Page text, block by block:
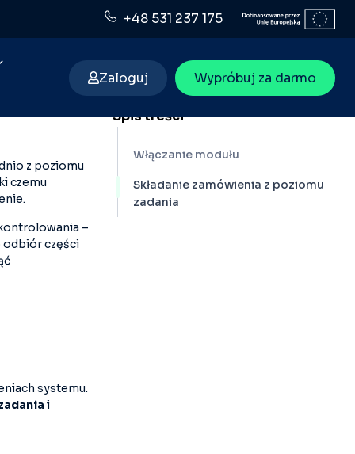
+48 531 237 175
Zaloguj Wypróbuj za darmo
z poziomu
czemu
–
odbiór części
systemu.
i
Spis treści
Włączanie modułu
Składanie zamówienia z poziomu
zadania